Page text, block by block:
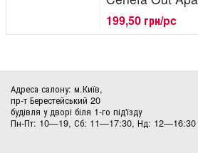
199,50 грн/pc
Адреса салону: м.Київ,
пр-т Берестейський 20
будівля у дворі біля 1-го під'їзду
Пн-Пт: 10—19, Сб: 11—17:30, Нд: 12—16:30